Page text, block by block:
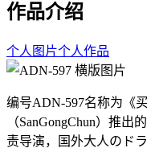
作品介绍
个人图片个人作品
编号ADN-597名称为《
（SanGongChun）推
责导演，国外大人のド